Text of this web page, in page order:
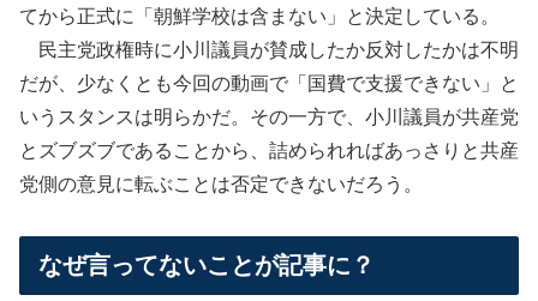
てから正式に「朝鮮学校は含まない」と決定している。
民主党政権時に小川議員が賛成したか反対したかは不明
だが、少なくとも今回の動画で「国費で支援できない」と
いうスタンスは明らかだ。その一方で、小川議員が共産党
とズブズブであることから、詰められればあっさりと共産
党側の意見に転ぶことは否定できないだろう。
なぜ言ってないことが記事に？